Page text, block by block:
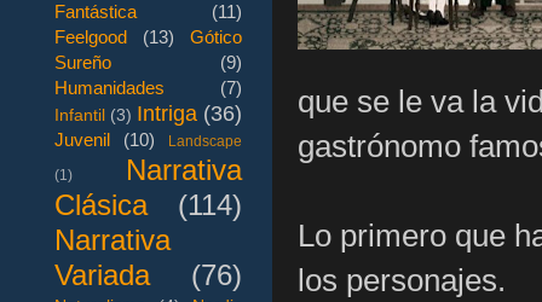
que se le va la
gastrónomo
Lo primero que
los personajes.
Fantástica
(11)
Feelgood
(13)
Gótico
Sureño
(9)
Humanidades
(7)
Infantil (3) Intriga (36)
Juvenil (10)
Landscape
(1)
Narrativa
Clásica
(114)
Narrativa
Variada
(76)